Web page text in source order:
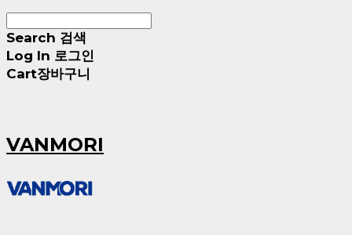
Search 검색
Log In 로그인
Cart장바구니
VANMORI